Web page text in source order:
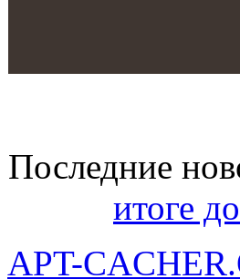
Последние
итоге
APT-